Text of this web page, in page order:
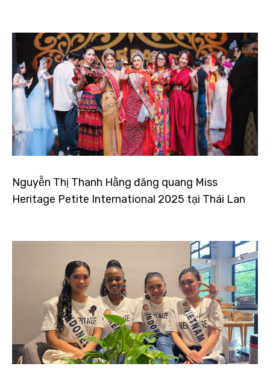
Nguyễn Thị Thanh Hằng đăng quang Miss
Heritage Petite International 2025 tại Thái Lan